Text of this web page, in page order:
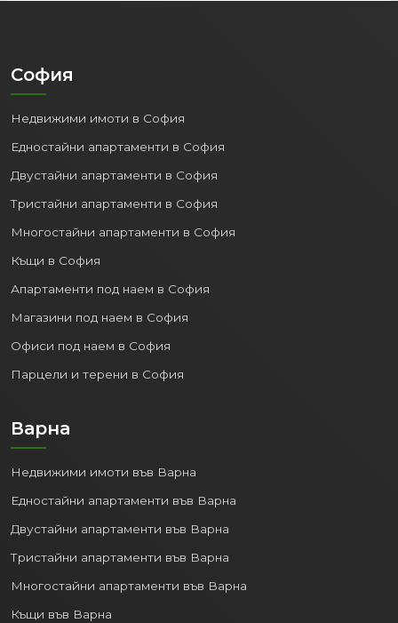
София
Недвижими имоти в София
Едностайни апартаменти в София
Двустайни апартаменти в София
Тристайни апартаменти в София
Многостайни апартаменти в София
Къщи в София
Апартаменти под наем в София
Магазини под наем в София
Офиси под наем в София
Парцели и терени в София
Варна
Недвижими имоти във Варна
Едностайни апартаменти във Варна
Двустайни апартаменти във Варна
Тристайни апартаменти във Варна
Многостайни апартаменти във Варна
Къщи във Варна